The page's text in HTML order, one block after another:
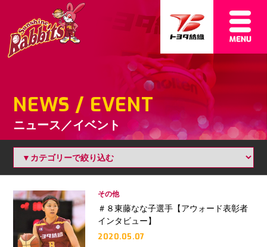
NEWS / EVENT
ニュース／イベント
その他
＃８東藤なな子選手【アウォード表彰者
インタビュー】
2020.05.07